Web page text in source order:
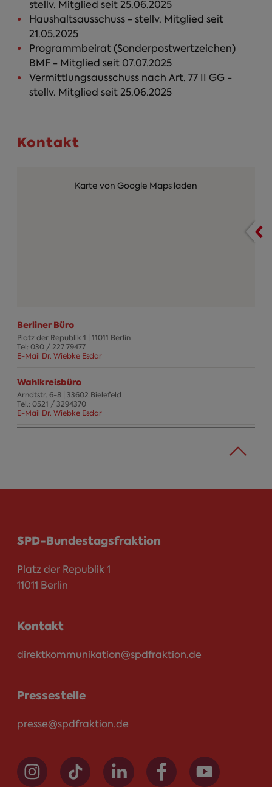
stellv. Mitglied seit 25.06.2025
Haushaltsausschuss - stellv. Mitglied seit
21.05.2025
Programmbeirat (Sonderpostwertzeichen)
BMF - Mitglied seit 07.07.2025
Vermittlungsausschuss nach Art. 77 II GG -
stellv. Mitglied seit 25.06.2025
Kontakt
Karte von Google Maps laden
Berliner Büro
Platz der Republik 1 11011 Berlin
Tel: 030 / 227 79477
E-Mail Dr. Wiebke Esdar
Wahlkreisbüro
Arndtstr. 6-8 33602 Bielefeld
Tel.: 0521 / 3294370
E-Mail Dr. Wiebke Esdar
SPD-Bundestagsfraktion
Platz der Republik 1
11011 Berlin
Kontakt
direktkommunikation@spdfraktion.de
Pressestelle
presse@spdfraktion.de